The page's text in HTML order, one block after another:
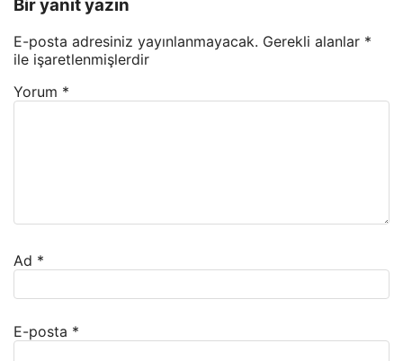
Bir yanıt yazın
E-posta adresiniz yayınlanmayacak. Gerekli alanlar *
ile işaretlenmişlerdir
Yorum *
Ad *
E-posta *